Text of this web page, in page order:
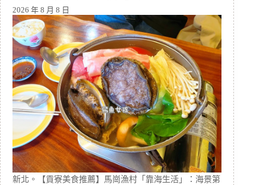
2026 年 8 月 8 日
新北。【貢寮美食推薦】馬崗漁村「靠海生活」：海景第